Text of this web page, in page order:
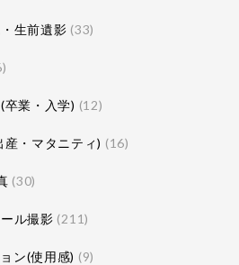
生前遺影 (33)
卒業・入学) (12)
・マタニティ) (16)
(30)
ル撮影 (211)
ン(使用感) (9)